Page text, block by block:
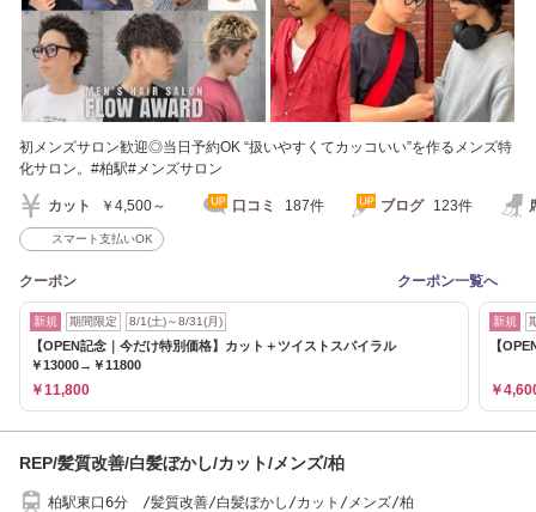
初メンズサロン歓迎◎当日予約OK “扱いやすくてカッコいい”を作るメンズ特
化サロン。#柏駅#メンズサロン
カット ￥4,500～ 口コミ 187件 ブログ 123件
スマート支払いOK
クーポン クーポン一覧へ
新規 期間限定 8/1(土)～8/31(月)
【OPEN記念｜今だけ特別価格】カット＋ツイストスパイラル
￥13000→￥11800
￥11,800
新規
【
￥
REP/髪質改善/白髪ぼかし/カット/メンズ/柏
柏駅東口6分 /髪質改善/白髪ぼかし/カット/メンズ/柏